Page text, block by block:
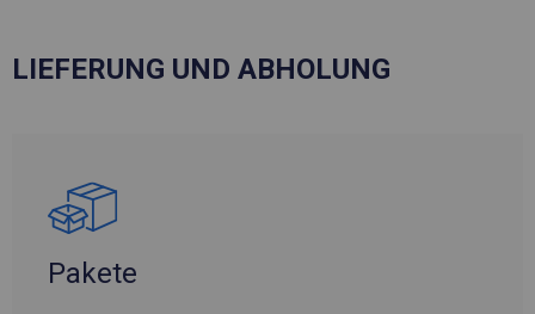
LIEFERUNG UND ABHOLUNG
Pakete